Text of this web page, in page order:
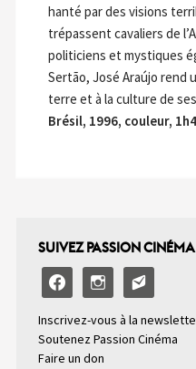
hanté par des visions
trépassent cavaliers de
politiciens et mystiques
Sertão, José Araújo rend
terre et à la culture de
Brésil, 1996, couleur,
SUIVEZ PASSION CINÉMA
facebookinstagramemail-
alt2
Inscrivez-vous à la
Soutenez Passion Cinéma
Faire un don